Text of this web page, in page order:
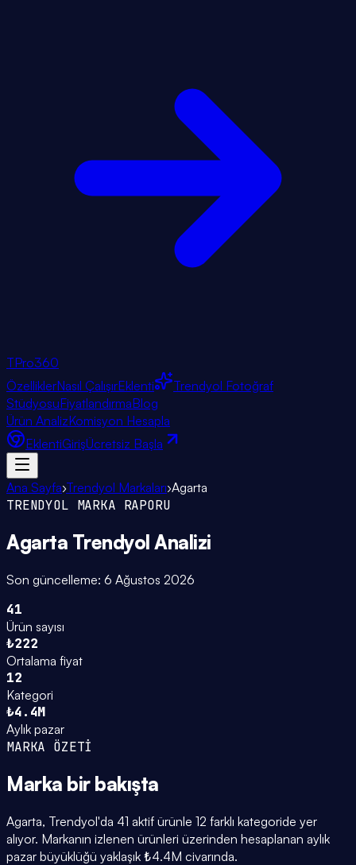
TPro360
ÖzelliklerNasıl ÇalışırEklenti
Trendyol Fotoğraf
StüdyosuFiyatlandırmaBlog
Ürün AnalizKomisyon Hesapla
EklentiGirişÜcretsiz Başla
Ana Sayfa›Trendyol Markaları›Agarta
TRENDYOL MARKA RAPORU
Agarta Trendyol Analizi
Son güncelleme: 6 Ağustos 2026
41
Ürün sayısı
₺222
Ortalama fiyat
12
Kategori
₺4.4M
Aylık pazar
MARKA ÖZETİ
Marka bir bakışta
Agarta, Trendyol'da 41 aktif ürünle 12 farklı kategoride yer
alıyor. Markanın izlenen ürünleri üzerinden hesaplanan aylık
pazar büyüklüğü yaklaşık ₺4.4M civarında.